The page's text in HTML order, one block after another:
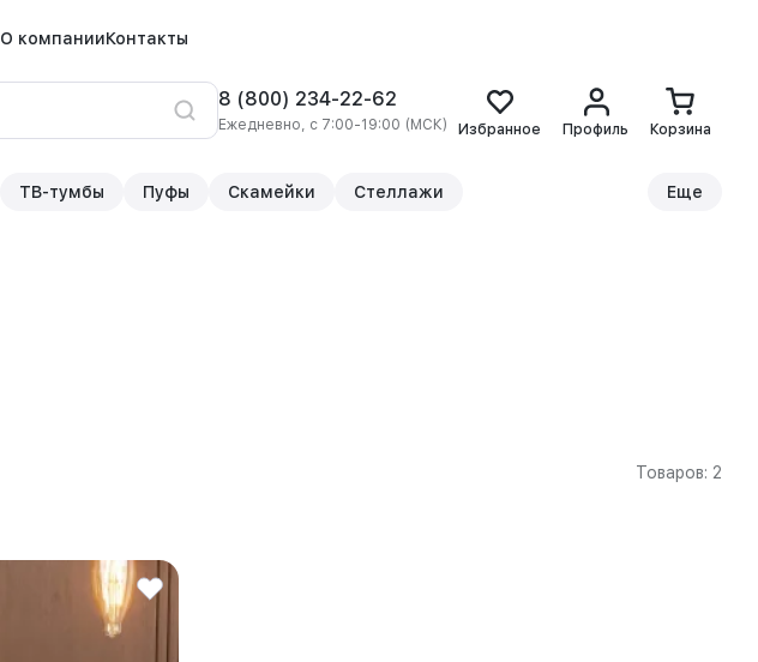
О компанииКонтакты
8 (800) 234-22-62
Ежедневно, с 7:00-19:00 (МСК) Избранное Профиль Корзина
ТВ-тумбы Пуфы Скамейки Стеллажи Еще
Товаров: 2